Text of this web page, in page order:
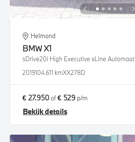
Helmond
BMWX1
sDrive20i High Executive xLine Automaat
2019104.611 kmXX278D
€ 27.950of€ 529 p/m
Bekijk details